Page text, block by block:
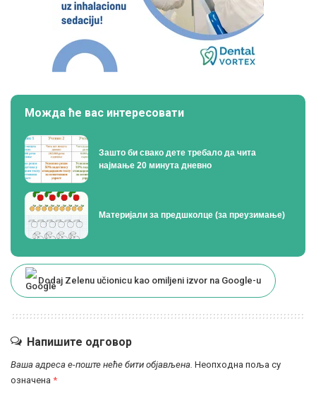
Можда ће вас интересовати
Зашто би свако дете требало да чита
најмање 20 минута дневно
Материјали за предшколце (за преузимање)
Dodaj Zelenu učionicu kao omiljeni izvor na Google-u
Напишите одговор
Ваша адреса е-поште неће бити објављена. Неопходна поља су
означена *